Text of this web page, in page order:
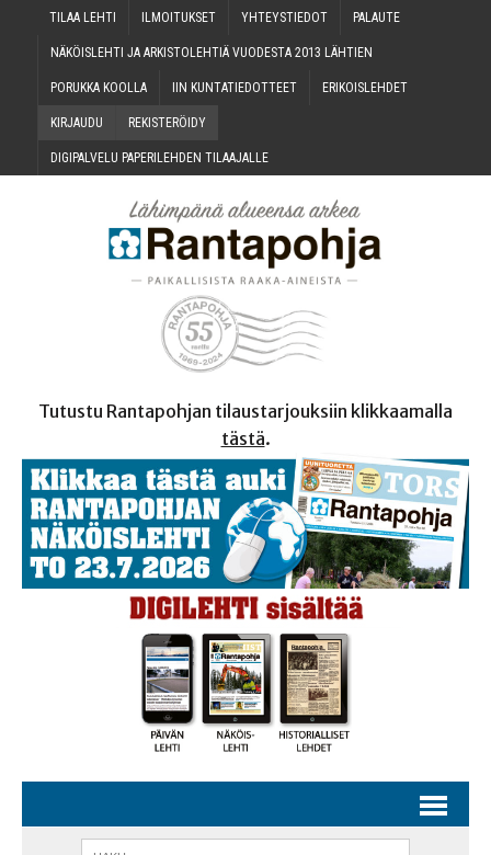
TILAA LEH­TI ILMOI­TUK­SET YHTEYS­TIE­DOT PALAU­TE
NÄKÖIS­LEH­TI JA ARKIS­TO­LEH­TIÄ VUO­DES­TA 2013 LÄHTIEN
PORUK­KA KOOLLA IIN KUN­TA­TIE­DOT­TEET ERI­KOIS­LEH­DET
KIR­JAU­DU REKIS­TE­RÖI­DY
DIGI­PAL­VE­LU PAPE­RI­LEH­DEN TILAAJALLE
Tutustu Rantapohjan tilaustarjouksiin klikkaamalla
tästä.